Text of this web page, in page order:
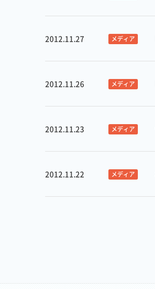
2012.11.27 メディア
2012.11.26 メディア
2012.11.23 メディア
2012.11.22 メディア